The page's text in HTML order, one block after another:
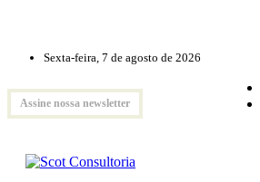
Sexta-feira, 7 de agosto de 2026
Assine nossa newsletter